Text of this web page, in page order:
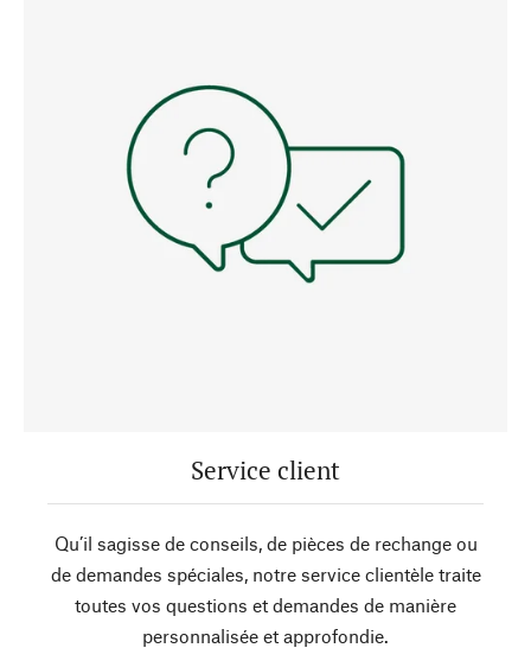
Service client
Qu’il sagisse de conseils, de pièces de rechange ou
de demandes spéciales, notre service clientèle traite
toutes vos questions et demandes de manière
personnalisée et approfondie.